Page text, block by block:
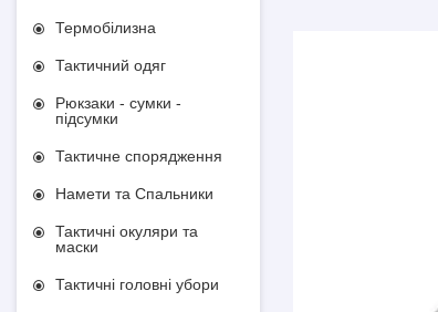
Термобілизна
Тактичний одяг
Рюкзаки - сумки -
підсумки
Тактичне спорядження
Намети та Спальники
Тактичні окуляри та
маски
Тактичні головні убори